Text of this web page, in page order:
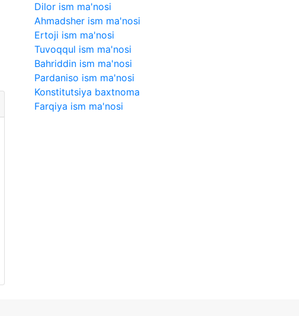
Dilor ism ma'nosi
Ahmadsher ism ma'nosi
Ertoji ism ma'nosi
Tuvoqqul ism ma'nosi
Bahriddin ism ma'nosi
Pardaniso ism ma'nosi
Konstitutsiya baxtnoma
Farqiya ism ma'nosi